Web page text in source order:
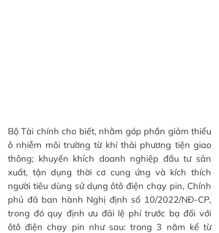
Bộ Tài chính cho biết, nhằm góp phần giảm thiểu
ô nhiễm môi trường từ khí thải phương tiện giao
thông; khuyến khích doanh nghiệp đầu tư sản
xuất, tận dụng thời cơ cung ứng và kích thích
người tiêu dùng sử dụng ôtô điện chạy pin, Chính
phủ đã ban hành Nghị định số 10/2022/NĐ-CP,
trong đó quy định ưu đãi lệ phí trước bạ đối với
ôtô điện chạy pin như sau: trong 3 năm kể từ